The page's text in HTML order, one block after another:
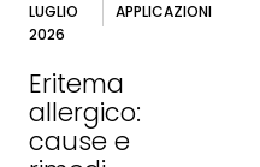
LUGLIO
2026
APPLICAZIONI
Eritema
allergico:
cause e